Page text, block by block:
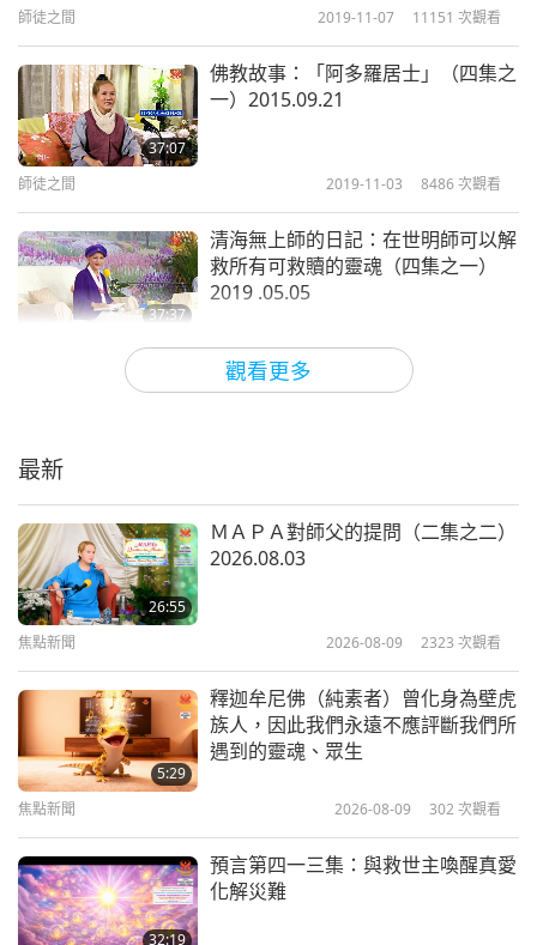
師徒之間 2023-07-30 5478 次觀看
12
37:48
無條件的幫助與愛即為真解（十
二集之十二） 2019.04.28
師徒之間 2023-07-31 5898次觀看
邊也感到心如死灰或是感到受傷，不只是外在的傷害
而已。也許他們的外在沒有受傷，不過他們的內在受
傷了。這很可怕。戰爭也分不同的類型：心理戰和政
治戰…人類到底在做什麼？我不曉得他們為何要做這
一切。僅僅因為不同的意識形態、不同的宗教，就變
得像戰爭一樣。然後人們感到害怕、驚恐和擔憂，儘
管他們什麼都沒做。他們只是無辜的公民。他們沒有
政治動機。他們不想奪取政府的權力。不想反叛，什
麼都不想！他們只是想去旅行，也許去看看別的國
家，或是去看看他們想學習跟隨的人。僅此而已！
人。以一種不同的方式折磨人民。我不知道身體上的
折磨是否比心理或精神折磨或是情感折磨更加糟糕。
我不知道哪種更糟，不過都很糟糕。糟糕透頂！
人的生命很短暫。人民應該能夠自由地生活，只要不
對任何人造成傷害。否則就是野蠻、不文明、落後、
不道德、非政治。政治應該是讓人民感到快樂和自
由、受保護、安全。這是政治家的職責。如果不是這
樣，我認為他們應該退出、辭職，去山中寺廟的某處
懺悔，或是做任何別的事，好過只是坐在那裡控制人
民的生活。真是丟臉！如果你沒有做好你的工作，你
就應該退休、下台、退出。離開，別干涉人民，把國
家留給別的更開明、更有智慧、更人道的人來照顧。
觀看更多
師徒之間 2019-11-07 11151 次觀看
37:07
佛教故事：「阿多羅居士」（四集之
一）2015.09.21
師徒之間 2019-11-03 8486次觀看
37:37
清海無上師的日記：在世明師可以解
救所有可救贖的靈魂（四集之一）
2019 .05.05
2019-10-30
《楞嚴經》：廿五種開悟法門 第四
師父為徒弟服務（二集之一）
2015.09.20
《楞嚴經》：廿五種開悟法門 第三
最新
26:55
ＭＡＰＡ對師父的提問（二集之二）
2026.08.03
焦點新聞 2026-08-09 2323 次觀看
5:29
釋迦牟尼佛（純素者）曾化身為壁虎
族人，因此我們永遠不應評斷我們所
遇到的靈魂、眾生
焦點新聞 2026-08-09 302 次觀看
32:19
預言第四一三集：與救世主喚醒真愛
化解災難